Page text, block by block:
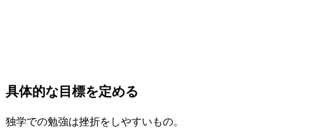
具体的な目標を定める
独学での勉強は挫折をしやすいもの。